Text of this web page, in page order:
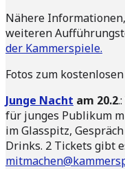
Nähere
weiteren
der Kammerspiele.
Fotos zum
Junge Nacht am 20.2
für junges Publikum
im Glasspitz,
Drinks. 2 Tickets gibt